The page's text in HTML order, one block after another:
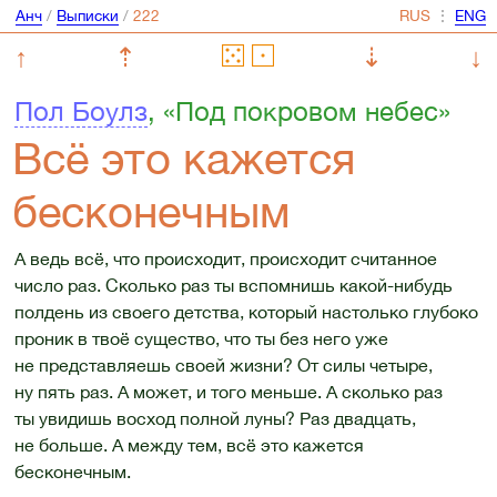
Анч/ Выписки / ⋮
↑ ⇡ ⇣
↓
Пол Боулз, «Под покровом небес»
Всё это кажется
бесконечным
А ведь всё, что происходит, происходит считанное
число раз. Сколько раз ты вспомнишь какой-нибудь
полдень из своего детства, который настолько глубоко
проник в твоё существо, что ты без него уже
не представляешь своей жизни? От силы четыре,
ну пять раз. А может, и того меньше. А сколько раз
ты увидишь восход полной луны? Раз двадцать,
не больше. А между тем, всё это кажется
бесконечным.